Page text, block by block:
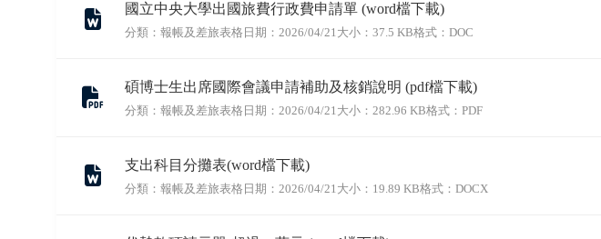
國立中央大學出國旅費行政費申請單 (word檔下載)
分類：報帳及差旅表格 日期：2026/04/21大小：37.5 KB格式：DOC
碩博士生出席國際會議申請補助及核銷說明 (pdf檔下載)
分類：報帳及差旅表格 日期：2026/04/21大小：282.96 KB格式：PDF
支出科目分攤表(word檔下載)
分類：報帳及差旅表格 日期：2026/04/21大小：19.89 KB格式：DOCX